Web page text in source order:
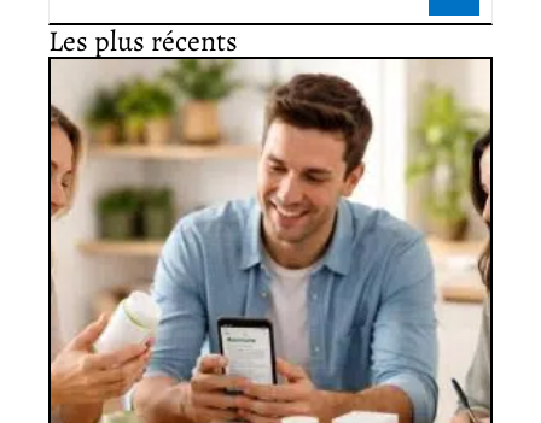
Les plus récents